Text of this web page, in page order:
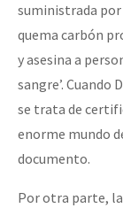
suministrada
quema carbón
y asesina a
sangre’. Cuando
se trata de
enorme mundo
documento.
Por otra parte,